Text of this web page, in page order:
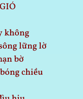
không
lững lờ
bờ
chiều